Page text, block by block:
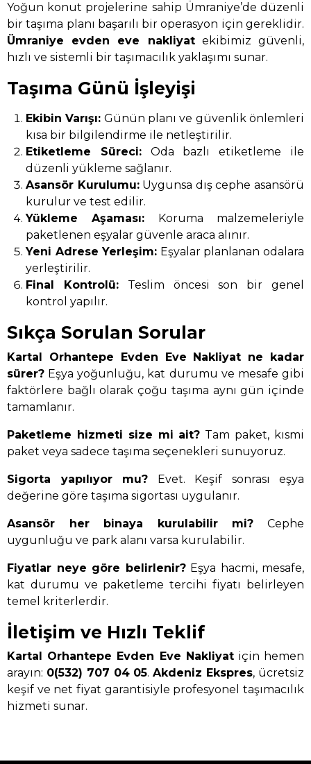
Yoğun konut projelerine sahip Ümraniye’de düzenli
bir taşıma planı başarılı bir operasyon için gereklidir.
Ümraniye evden eve nakliyatekibimiz güvenli,
hızlı ve sistemli bir taşımacılık yaklaşımı sunar.
Taşıma Günü İşleyişi
Ekibin Varışı: Günün planı ve güvenlik önlemleri
kısa bir bilgilendirme ile netleştirilir.
Etiketleme Süreci:Oda bazlı etiketleme ile
düzenli yükleme sağlanır.
Asansör Kurulumu:Uygunsa dış cephe asansörü
kurulur ve test edilir.
Yükleme Aşaması: Koruma malzemeleriyle
paketlenen eşyalar güvenle araca alınır.
Yeni Adrese Yerleşim: Eşyalar planlanan odalara
yerleştirilir.
Final Kontrolü: Teslim öncesi son bir genel
kontrol yapılır.
Sıkça Sorulan Sorular
Kartal Orhantepe Evden Eve Nakliyat ne kadar
sürer? Eşya yoğunluğu, kat durumu ve mesafe gibi
faktörlere bağlı olarak çoğu taşıma aynı gün içinde
tamamlanır.
Paketleme hizmeti size mi ait? Tam paket, kısmi
paket veya sadece taşıma seçenekleri sunuyoruz.
Sigorta yapılıyor mu? Evet. Keşif sonrası eşya
değerine göre taşıma sigortası uygulanır.
Asansör her binaya kurulabilir mi? Cephe
uygunluğu ve park alanı varsa kurulabilir.
Fiyatlar neye göre belirlenir?Eşya hacmi, mesafe,
kat durumu ve paketleme tercihi fiyatı belirleyen
temel kriterlerdir.
İletişim ve Hızlı Teklif
Kartal Orhantepe Evden Eve Nakliyatiçin hemen
arayın: 0(532) 707 04 05.Akdeniz Ekspres, ücretsiz
keşif ve net fiyat garantisiyle profesyonel taşımacılık
hizmeti sunar.